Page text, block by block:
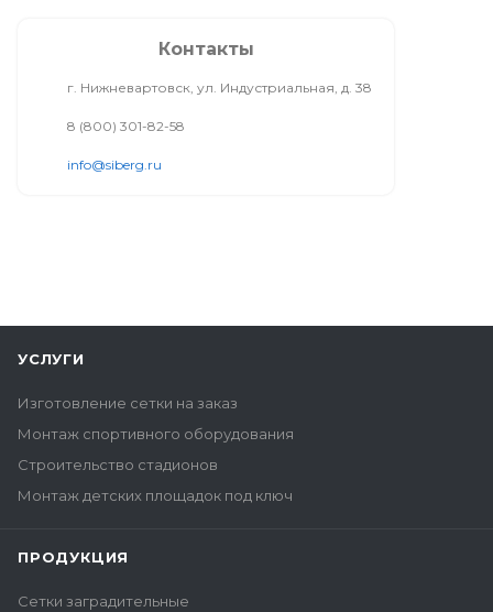
Контакты
г. Нижневартовск, ул. Индустриальная, д. 38
8 (800) 301-82-58
info@siberg.ru
УСЛУГИ
Изготовление сетки на заказ
Монтаж спортивного оборудования
Строительство стадионов
Монтаж детских площадок под ключ
ПРОДУКЦИЯ
Сетки заградительные